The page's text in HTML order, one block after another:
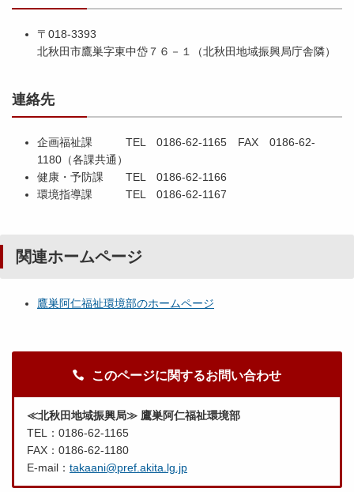
〒018-3393
北秋田市鷹巣字東中岱７６－１（北秋田地域振興局庁舎隣）
連絡先
企画福祉課 TEL 0186-62-1165 FAX 0186-62-
1180（各課共通）
健康・予防課 TEL 0186-62-1166
環境指導課 TEL 0186-62-1167
関連ホームページ
鷹巣阿仁福祉環境部のホームページ
このページに関するお問い合わせ
≪北秋田地域振興局≫ 鷹巣阿仁福祉環境部
TEL：0186-62-1165
FAX：0186-62-1180
E-mail： takaani@pref.akita.lg.jp